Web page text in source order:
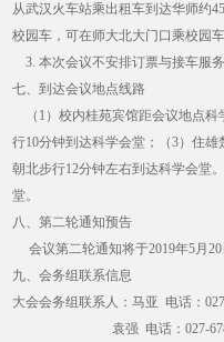
从武汉火车站乘出租车到达华师约
校园车，可在师大北大门口乘校园
3. 本次会议不安排订票与接车服
七、到达会议地点线路
（1）校内桂苑宾馆距会议地点科
行10分钟到达科学会堂；（3）住
朝北步行12分钟左右到达科学会堂
堂。
八、第二轮通知预告
会议第二轮通知将于2019年5月
九、会务组联系信息
大会会务组联系人：马亚 电话：
袁强 电话：027-